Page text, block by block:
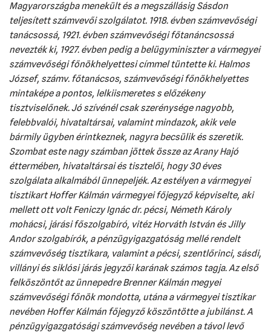
Magyarországba menekült és a megszállásig Sásdon
teljesített számvevői szolgálatot. 1918. évben számvevőségi
tanácsossá, 1921. évben számvevőségi főtanáncsossá
nevezték ki, 1927. évben pedig a belügyminiszter a vármegyei
számvevőségi főnökhelyettesi címmel tüntette ki. Halmos
József, számv. főtanácsos, számvevőségi főnökhelyettes
mintaképe a pontos, lelkiismeretes s előzékeny
tisztviselőnek. Jó szívénél csak szerénysége nagyobb,
felebbvalói, hivataltársai, valamint mindazok, akik vele
bármily ügyben érintkeznek, nagyra becsülik és szeretik.
Szombat este nagy számban jöttek össze az Arany Hajó
éttermében, hivataltársai és tisztelői, hogy 30 éves
szolgálata alkalmából ünnepeljék. Az estélyen a vármegyei
tisztikart Hoffer Kálmán vármegyei főjegyző képviselte, aki
mellett ott volt Feniczy Ignác dr. pécsi, Németh Károly
mohácsi, járási főszolgabíró, vitéz Horváth István és Jilly
Andor szolgabírók, a pénzügyigazgatóság mellé rendelt
számvevőség tisztikara, valamint a pécsi, szentlőrinci, sásdi,
villányi és siklósi járás jegyzői karának számos tagja. Az első
felköszöntőt az ünnepedre Brenner Kálmán megyei
számvevőségi főnök mondotta, utána a vármegyei tisztikar
nevében Hoffer Kálmán főjegyző köszöntötte a jubilánst. A
pénzügyigazgatósági számvevőség nevében a távol levő